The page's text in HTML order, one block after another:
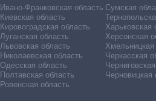
Ивано-Франковская область
Киевская область
Кировоградская область
Луганская область
Львовская область
Николаевская область
Одесская область
Полтавская область
Ровенская область
Сумская
Харьковская
Херсонская
Хмельницкая
Черкасская
Черновицкая